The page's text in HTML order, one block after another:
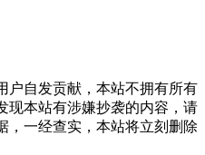
户自发贡献，本站不拥有所有
现本站有涉嫌抄袭的内容，请
，一经查实，本站将立刻删除